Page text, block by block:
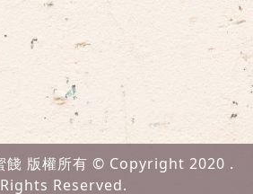
餞 版權所有 © Copyright 2020 .
Reserved.